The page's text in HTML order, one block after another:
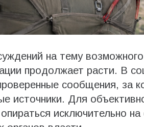
на тему
продолжает расти. В
сообщения, за
источники. Для
исключительно